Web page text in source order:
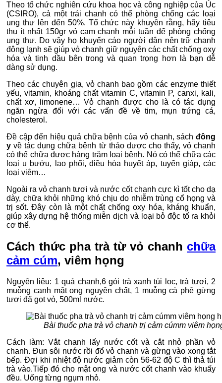
Theo tổ chức nghiên cứu khoa học và công nghiệp của Úc
(CSIRO), cả một trái chanh có thể phòng chống các loại
ung thư lên đến 50%. Tổ chức này khuyên rằng, hãy tiêu
thụ ít nhất 150gr vỏ cam chanh mỗi tuần để phòng chống
ung thư. Do vậy họ khuyến cáo người dân nên trữ chanh
đông lạnh sẽ giúp vỏ chanh giữ nguyên các chất chống oxy
hóa và tinh dầu bên trong và quan trọng hơn là bạn dễ
dàng sử dụng.
Theo các chuyên gia, vỏ chanh bao gồm các enzyme thiết
yếu, vitamin, khoáng chất vitamin C, vitamin P, canxi, kali,
chất xơ, limonene… Vỏ chanh được cho là có tác dụng
ngăn ngừa đối với các vấn đề về tim, mụn trứng cá,
cholesterol.
Đề cập đến hiệu quả chữa bệnh của vỏ chanh, sách đông
y về tác dụng chữa bệnh từ thảo dược cho thấy, vỏ chanh
có thể chữa được hàng trăm loại bệnh. Nó có thể chữa các
loại u bướu, lao phổi, điều hòa huyết áp, tuyến giáp, các
loại viêm…
Ngoài ra vỏ chanh tươi và nước cốt chanh cực kì tốt cho dạ
dày, chữa khỏi những khó chịu do nhiễm trùng cổ họng và
trị sốt. Đây còn là một chất chống oxy hóa, kháng khuẩn,
giúp xây dựng hệ thống miễn dịch và loại bỏ độc tố ra khỏi
cơ thể.
Cách thức pha trà từ vỏ chanh chữa
cảm cúm, viêm họng
Nguyên liệu: 1 quả chanh,6 gói trà xanh túi lọc, trà tươi, 2
muỗng canh mật ong nguyên chất, 1 muỗng cà phê gừng
tươi đã gọt vỏ, 500ml nước.
Bài thuốc pha trà vỏ chanh trị cảm cúmm viêm
Cách làm: Vắt chanh lấy nước cốt và cắt nhỏ phần vỏ
chanh. Đun sôi nước rồi đổ vỏ chanh và gừng vào xong tắt
bếp. Đợi khi nhiệt độ nước giảm còn 56-62 độ C thì thả túi
trà vào.Tiếp đó cho mật ong và nước cốt chanh vào khuấy
đều. Uống từng ngụm nhỏ.